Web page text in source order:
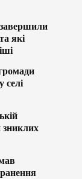
які
селі
зниклих